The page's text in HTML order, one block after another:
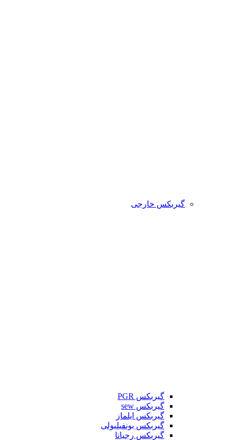
گیربکس خارجی
گیربکس PGR
گیربکس sew
گیربکس ایلماز
گیربکس بونفیلیولی
گیربکس رجیانا